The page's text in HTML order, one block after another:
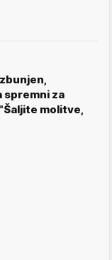
spremni za
molitve,